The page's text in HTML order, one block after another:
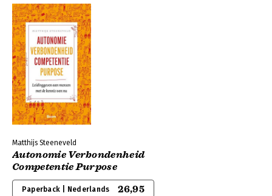
Matthijs Steeneveld
Autonomie Verbondenheid
Competentie Purpose
Paperback | Nederlands 26,95